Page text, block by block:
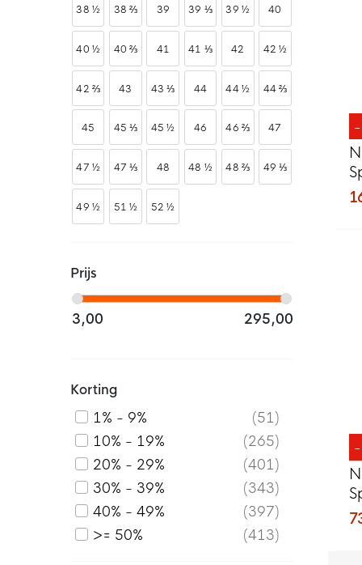
38 ½ 38 ⅔ 39 39 ⅓ 39 ½ 40
40 ½ 40 ⅔ 41 41 ⅓ 42 42 ½
42 ⅔ 43 43 ⅓ 44 44 ½ 44 ⅔
45 45 ⅓ 45 ½ 46 46 ⅔ 47
47 ½ 47 ⅓ 48 48 ½ 48 ⅔ 49 ⅓
49 ½ 51 ½ 52 ½
Prijs
3,00 295,00
Korting
1% - 9%
51
10% - 19%
265
20% - 29%
401
30% - 39%
343
40% - 49%
397
>= 50%
413